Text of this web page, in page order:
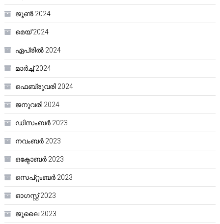
ജൂൺ 2024
മെയ്‌ 2024
ഏപ്രിൽ 2024
മാർച്ച്‌ 2024
ഫെബ്രുവരി 2024
ജനുവരി 2024
ഡിസംബർ 2023
നവംബർ 2023
ഒക്ടോബർ 2023
സെപ്റ്റംബർ 2023
ഓഗസ്റ്റ്‌ 2023
ജൂലൈ 2023